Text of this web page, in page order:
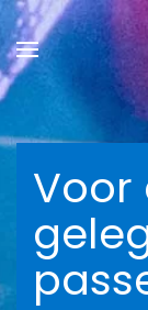
Terug
Voor